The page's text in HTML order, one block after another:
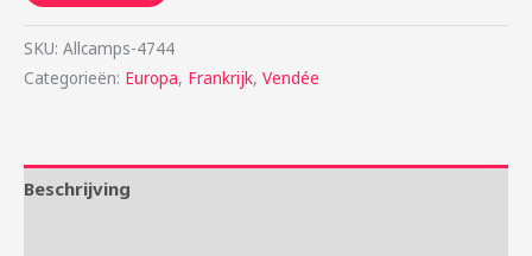
SKU: Allcamps-4744
Categorieën: Europa, Frankrijk, Vendée
Beschrijving